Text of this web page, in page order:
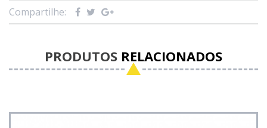
Compartilhe:
PRODUTOS RELACIONADOS